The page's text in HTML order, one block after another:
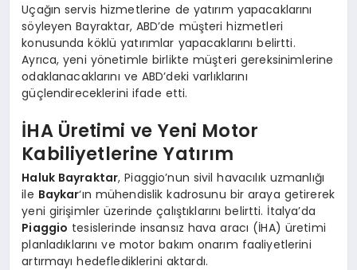
Uçağın servis hizmetlerine de yatırım yapacaklarını
söyleyen Bayraktar, ABD’de müşteri hizmetleri
konusunda köklü yatırımlar yapacaklarını belirtti.
Ayrıca, yeni yönetimle birlikte müşteri gereksinimlerine
odaklanacaklarını ve ABD’deki varlıklarını
güçlendireceklerini ifade etti.
İHA Üretimi ve Yeni Motor
Kabiliyetlerine Yatırım
Haluk Bayraktar, Piaggio’nun sivil havacılık uzmanlığı
ile Baykar‘ın mühendislik kadrosunu bir araya getirerek
yeni girişimler üzerinde çalıştıklarını belirtti. İtalya’da
Piaggio tesislerinde insansız hava aracı (İHA) üretimi
planladıklarını ve motor bakım onarım faaliyetlerini
artırmayı hedeflediklerini aktardı.